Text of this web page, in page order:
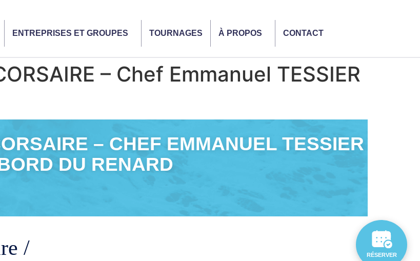
ENTREPRISES ET GROUPES TOURNAGES À PROPOS CONTACT
– Chef Emmanuel TESSIER
– CHEF EMMANUEL TESSIER
DU RENARD
/
RÉSERVER